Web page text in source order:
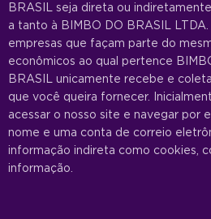
BRASIL seja direta ou
a tanto à BIMBO DO BRASIL
empresas que façam parte do
econômicos ao qual pertence
BRASIL unicamente recebe e
que você queira fornecer.
acessar o nosso site e navegar por
nome e uma conta de correio
informação indireta como cookies,
informação.